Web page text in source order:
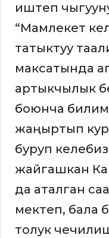
иштеп
“Мамлекет
татыктуу
максатында
артыкчылык
боюнча билим
жаңыртып
буруп
жайгашкан
да аталган
мектеп, бала
толук